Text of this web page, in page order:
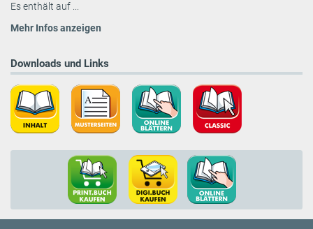
Es enthält auf ...
Mehr Infos anzeigen
Downloads und Links